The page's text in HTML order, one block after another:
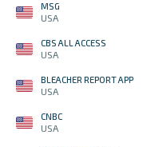
MSG
USA
CBS ALL ACCESS
USA
BLEACHER REPORT APP
USA
CNBC
USA